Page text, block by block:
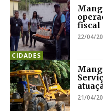
CIDADES
fiscal
22/04/
21/04/